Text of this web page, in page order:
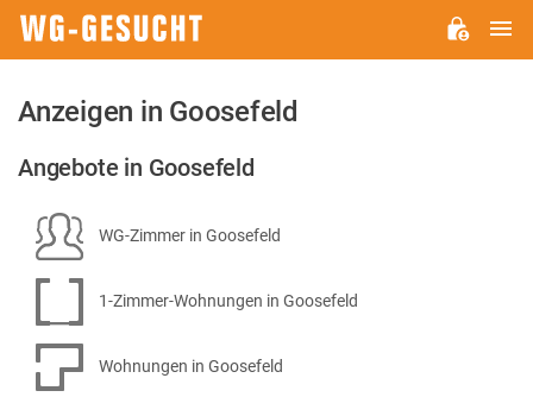
Anzeigen in Goosefeld
Angebote in Goosefeld
WG-Zimmer in Goosefeld
1-Zimmer-Wohnungen in Goosefeld
Wohnungen in Goosefeld